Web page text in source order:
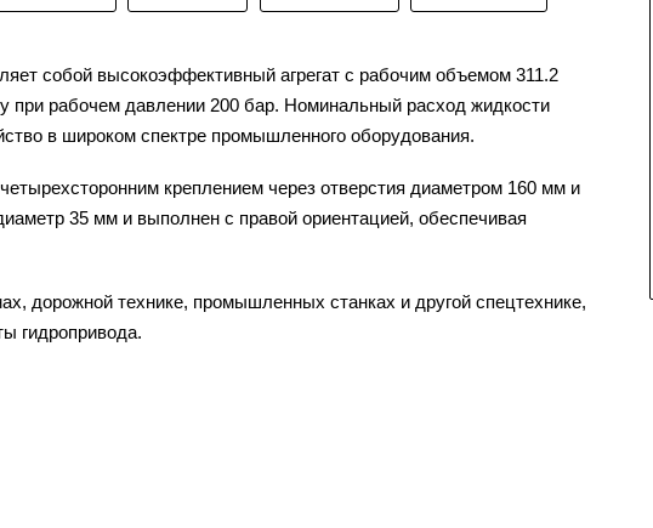
собой высокоэффективный агрегат с рабочим объемом 311.2
при рабочем давлении 200 бар. Номинальный расход жидкости
в широком спектре промышленного оборудования.
креплением через отверстия диаметром 160 мм и
35 мм и выполнен с правой ориентацией, обеспечивая
дорожной технике, промышленных станках и другой спецтехнике,
гидропривода.